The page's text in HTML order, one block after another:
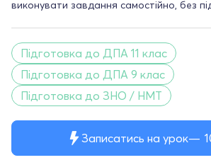
Записатись на урок
виконувати завдання самостійно, без
Підготовка до ДПА 11 клас
Підготовка до ДПА 9 клас
Підготовка до ЗНО / НМТ